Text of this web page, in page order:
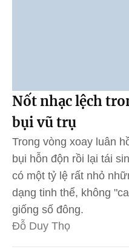
Nốt nhạc lệch
bụi vũ trụ
Trong vòng xoay luân
bụi hỗn độn rồi lại tái
có một tỷ lệ rất nhỏ
dạng tinh thể, không
giống số đông.
Đỗ Duy Thọ